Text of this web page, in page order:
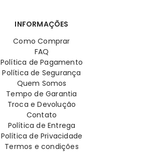
INFORMAÇÕES
Como Comprar
FAQ
Política de Pagamento
Política de Segurança
Quem Somos
Tempo de Garantia
Troca e Devolução
Contato
Política de Entrega
Política de Privacidade
Termos e condições